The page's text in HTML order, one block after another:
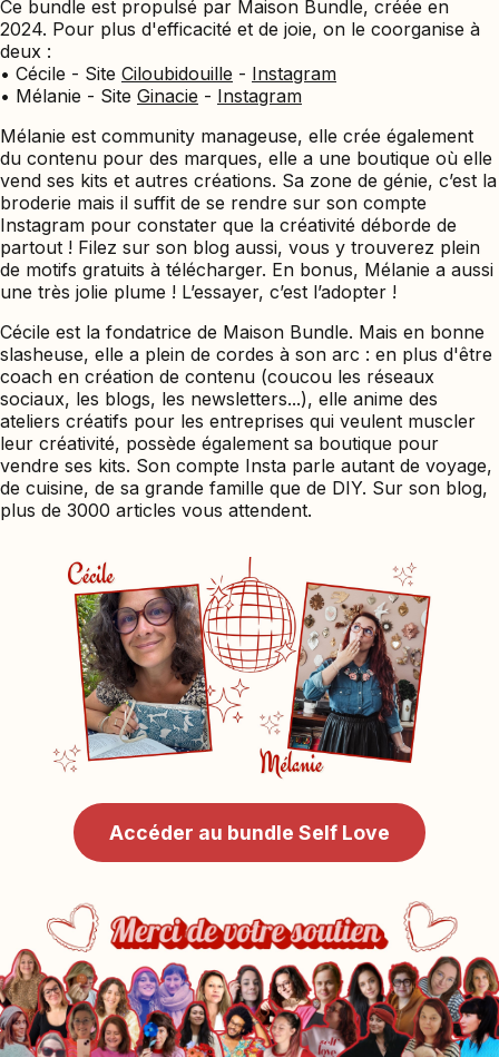
Ce bundle est propulsé par Maison Bundle, créée en
2024. Pour plus d'efficacité et de joie, on le coorganise à
deux :
• Cécile - Site Ciloubidouille - Instagram
• Mélanie - Site Ginacie - Instagram
Mélanie est community manageuse, elle crée également
du contenu pour des marques, elle a une boutique où elle
vend ses kits et autres créations. Sa zone de génie, c’est la
broderie mais il suffit de se rendre sur son compte
Instagram pour constater que la créativité déborde de
partout ! Filez sur son blog aussi, vous y trouverez plein
de motifs gratuits à télécharger. En bonus, Mélanie a aussi
une très jolie plume ! L’essayer, c’est l’adopter !
Cécile est la fondatrice de Maison Bundle. Mais en bonne
slasheuse, elle a plein de cordes à son arc : en plus d'être
coach en création de contenu (coucou les réseaux
sociaux, les blogs, les newsletters...), elle anime des
ateliers créatifs pour les entreprises qui veulent muscler
leur créativité, possède également sa boutique pour
vendre ses kits. Son compte Insta parle autant de voyage,
de cuisine, de sa grande famille que de DIY. Sur son blog,
plus de 3000 articles vous attendent.
Accéder au bundle Self Love